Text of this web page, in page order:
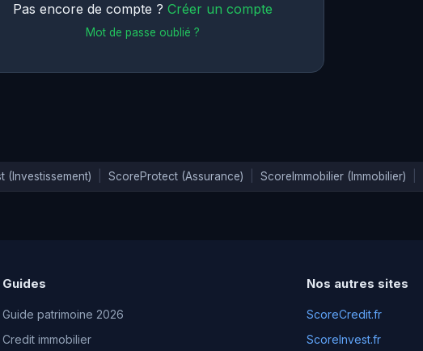
Pas encore de compte ? Créer un compte
Mot de passe oublié ?
(Investissement) ScoreProtect (Assurance) ScoreImmobilier (Immobilier)
Guides
Guide patrimoine 2026
Credit immobilier
Nos autres sites
ScoreCredit.fr
ScoreInvest.fr